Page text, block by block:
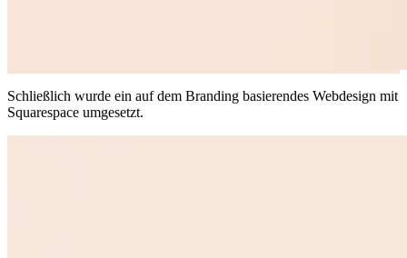
Schließlich wurde ein auf dem Branding basierendes Webdesign mit
Squarespace umgesetzt.